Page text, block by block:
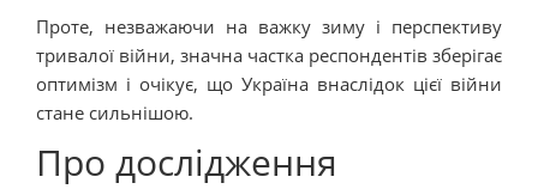
Проте, незважаючи на важку зиму і перспективу
тривалої війни, значна частка респондентів зберігає
оптимізм і очікує, що Україна внаслідок цієї війни
стане сильнішою.
Про дослідження